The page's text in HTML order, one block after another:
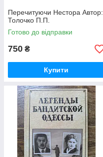
Перечитуючи Нестора Автор:
Толочко П.П.
Готово до відправки
750 ₴
Купити